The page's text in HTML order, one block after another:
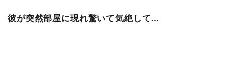
彼が突然部屋に現れ驚いて気絶して…